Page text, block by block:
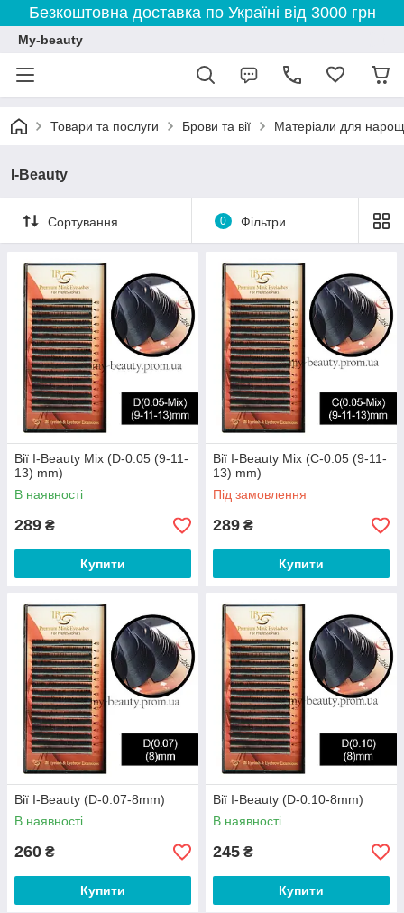
Безкоштовна доставка по Україні від 3000 грн
My-beauty
Товари та послуги Брови та вії Матеріали для
I-Beauty
Сортування 0 Фільтри
Вії I-Beauty Mix (D-0.05 (9-11-
13) mm)
В наявності
289 ₴
Купити
Вії I-Beauty Mix (С-0.05 (9-11-
13) mm)
Під замовлення
289 ₴
Купити
Вії I-Beauty (D-0.07-8mm)
В наявності
260 ₴
Купити
Вії I-Beauty (D-0.10-8mm)
В наявності
245 ₴
Купити